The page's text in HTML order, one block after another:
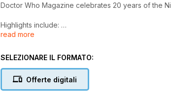
Doctor Who Magazine celebrates 20 years of the
Highlights include:
the screen.
readers behind the scenes on the 2005 series.
Christopher Eccleston explains what drew him to
read more
SELEZIONARE IL FORMATO:
Offerte digitali